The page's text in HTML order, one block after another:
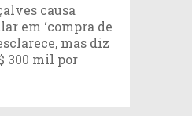
causa
em ‘compra de
mas diz
300 mil por